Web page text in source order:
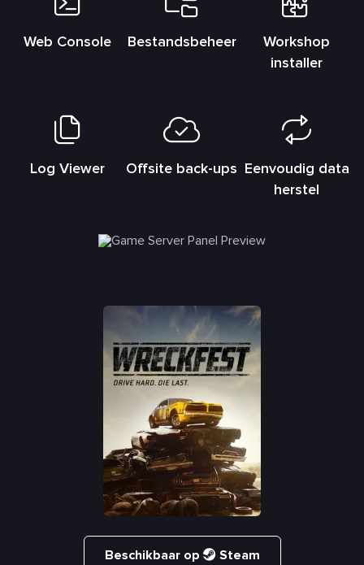
Web Console Bestandsbeheer
Workshop
installer
Log Viewer Offsite back-ups Eenvoudig data
herstel
Beschikbaar op Steam